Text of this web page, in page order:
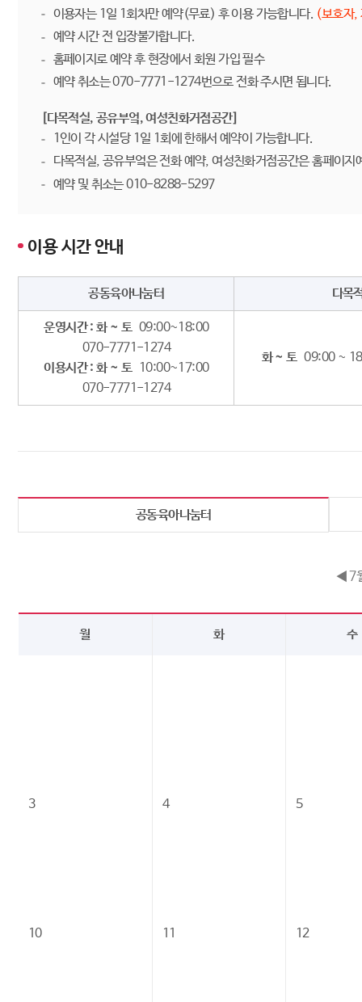
이용자는 1일 1회차만 예약(무료) 후 이용 가능합니다. (보호자,
예약 시간 전 입장불가합니다.
홈페이지로 예약 후 현장에서 회원 가입 필수
예약 취소는 070-7771-1274번으로 전화 주시면 됩니다.
[다목적실, 공유부엌, 여성친화거점공간]
1인이 각 시설당 1일 1회에 한해서 예약이 가능합니다.
다목적실, 공유부엌은 전화 예약, 여성친화거점공간은 홈페이지
예약 및 취소는 010-8288-5297
이용 시간 안내
공동육아나눔터 다목
운영시간 : 화 ~ 토09:00~18:00
070-7771-1274
이용시간 : 화 ~ 토10:00~17:00
070-7771-1274
화 ~ 토09:00 ~
공동육아나눔터
◀ 7
월 화 수
3 4 5
10 11 12